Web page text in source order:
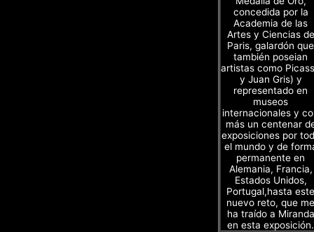
concedida por la
Academia de las
Artes y Ciencias de
Paris, galardón que
también poseian
artistas como
y Juan Gris) y
representado en
museos
internacionales y
más un centenar
exposiciones por
el mundo y de
permanente en
Alemania, Francia,
Estados Unidos,
Portugal,hasta este
nuevo reto, que me
ha traído a Miranda
en esta exposición.